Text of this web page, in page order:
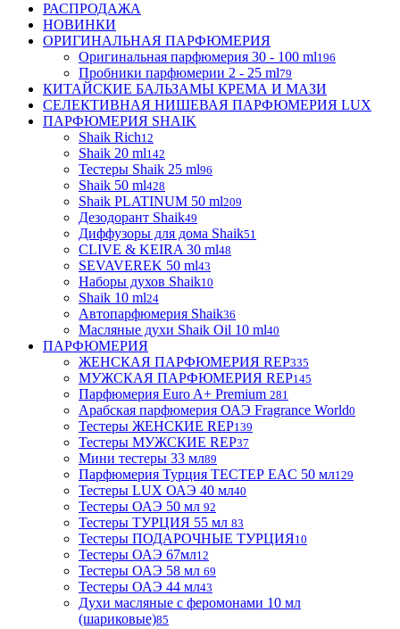
РАСПРОДАЖА
НОВИНКИ
ОРИГИНАЛЬНАЯ ПАРФЮМЕРИЯ
Оригинальная парфюмерия 30 - 100 ml196
Пробники парфюмерии 2 - 25 ml79
КИТАЙСКИЕ БАЛЬЗАМЫ КРЕМА И МАЗИ
СЕЛЕКТИВНАЯ НИШЕВАЯ ПАРФЮМЕРИЯ LUX
ПАРФЮМЕРИЯ SHAIK
Shaik Rich12
Shaik 20 ml142
Тестеры Shaik 25 ml96
Shaik 50 ml428
Shaik PLATINUM 50 ml209
Дезодорант Shaik49
Диффузоры для дома Shaik51
CLIVE & KEIRA 30 ml48
SEVAVEREK 50 ml43
Наборы духов Shaik10
Shaik 10 ml24
Автопарфюмерия Shaik36
Масляные духи Shaik Oil 10 ml40
ПАРФЮМЕРИЯ
ЖЕНСКАЯ ПАРФЮМЕРИЯ REP335
МУЖСКАЯ ПАРФЮМЕРИЯ REP145
Парфюмерия Euro A+ Premium 281
Арабская парфюмерия ОАЭ Fragrance World0
Тестеры ЖЕНСКИЕ REP139
Тестеры МУЖСКИЕ REP37
Мини тестеры 33 мл89
Парфюмерия Турция ТЕСТЕР EAC 50 мл129
Тестеры LUX ОАЭ 40 мл40
Тестеры ОАЭ 50 мл 92
Тестеры ТУРЦИЯ 55 мл 83
Тестеры ПОДАРОЧНЫЕ ТУРЦИЯ10
Тестеры ОАЭ 67мл12
Тестеры ОАЭ 58 мл 69
Тестеры ОАЭ 44 мл43
Духи масляные с феромонами 10 мл
(шариковые)85